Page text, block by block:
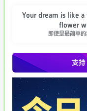
Your dream is like
flower
即使是最简单
支持